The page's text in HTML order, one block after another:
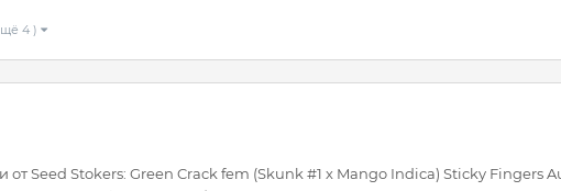
4 )
Seed Stokers: Green Crack fem (Skunk #1 х Mango Indica) Sticky Fingers